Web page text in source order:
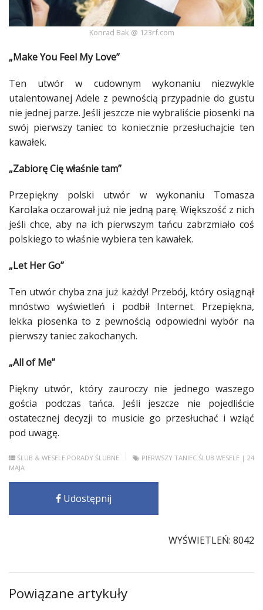
Porady
ekspertów
Blogerek
Konkursy
Studniówka
Dodaj
Dodaj
Dodaj
galerię
Dodaj
artykuł
Konrad Bak @ 123rf.com
„Make You Feel My Love”
Ten utwór w cudownym wykonaniu niezwykle
utalentowanej Adele z pewnością przypadnie do gustu
nie jednej parze. Jeśli jeszcze nie wybraliście piosenki na
swój pierwszy taniec to koniecznie przesłuchajcie ten
kawałek.
„Zabiorę Cię właśnie tam”
Przepiękny polski utwór w wykonaniu Tomasza
Karolaka oczarował już nie jedną parę. Większość z nich
jeśli chce, aby na ich pierwszym tańcu zabrzmiało coś
polskiego to właśnie wybiera ten kawałek.
„Let Her Go”
Ten utwór chyba zna już każdy! Przebój, który osiągnął
mnóstwo wyświetleń i podbił Internet. Przepiękna,
lekka piosenka to z pewnością odpowiedni wybór na
pierwszy taniec zakochanych.
„All of Me”
Piękny utwór, który zauroczy nie jednego waszego
gościa podczas tańca. Jeśli jeszcze nie pojedliście
ostatecznej decyzji to musicie go przesłuchać i wziąć
pod uwagę.
ŚLUB & WESELE PORADY ŚLUBNE PIERWSZY TANIEC ŚLUB WESELE | 24
MAJA
Udostępnij
WYŚWIETLEŃ: 8042
Powiązane artykuły